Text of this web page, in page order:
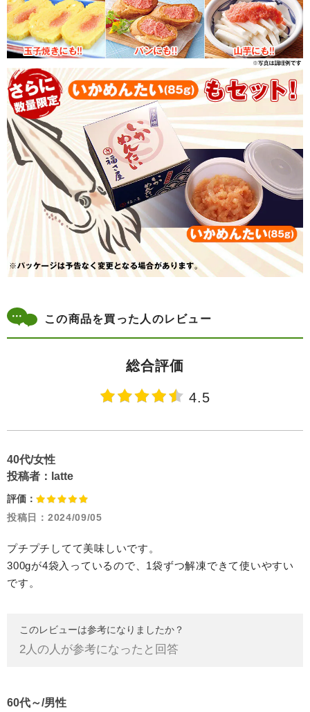
この商品を買った人のレビュー
総合評価
4.5
40代/女性
投稿者： latte
評価：
投稿日： 2024/09/05
プチプチしてて美味しいです。
300gが4袋入っているので、1袋ずつ解凍できて使いやすい
です。
このレビューは参考になりましたか？
2人の人が参考になったと回答
60代～/男性